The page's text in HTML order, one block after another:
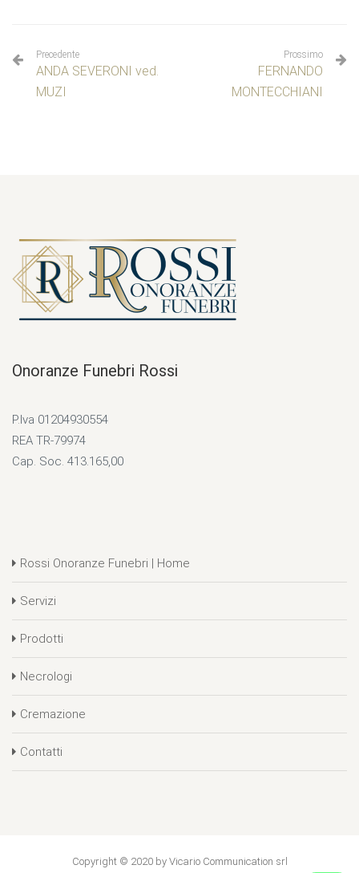
Precedente
ANDA SEVERONI ved.
MUZI
Prossimo
FERNANDO
MONTECCHIANI
Onoranze Funebri Rossi
P.Iva 01204930554
REA TR-79974
Cap. Soc. 413.165,00
Rossi Onoranze Funebri | Home
Servizi
Prodotti
Necrologi
Cremazione
Contatti
Copyright © 2020 by Vicario Communication srl